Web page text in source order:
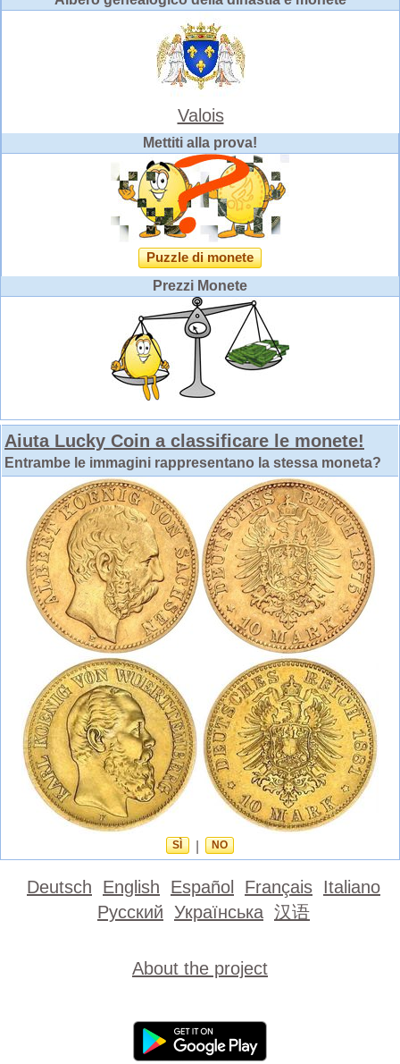
Valois
Mettiti alla prova!
Puzzle di monete
Prezzi Monete
Aiuta Lucky Coin a classificare le monete!
Entrambe le immagini rappresentano la stessa moneta?
SÌ NO
Deutsch English Español Français Italiano
Русский Українська 汉语
About the project